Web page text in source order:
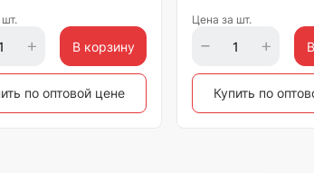
В корзину
по оптовой цене
Цена за шт.
Купить по